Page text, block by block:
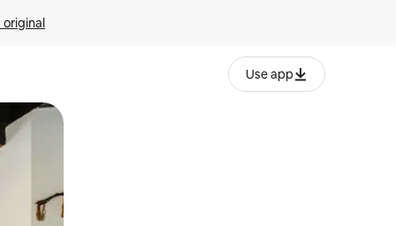
original
Use app